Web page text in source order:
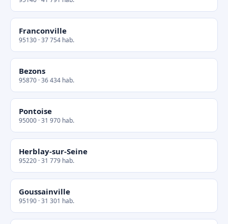
Franconville
95130 · 37 754 hab.
Bezons
95870 · 36 434 hab.
Pontoise
95000 · 31 970 hab.
Herblay-sur-Seine
95220 · 31 779 hab.
Goussainville
95190 · 31 301 hab.